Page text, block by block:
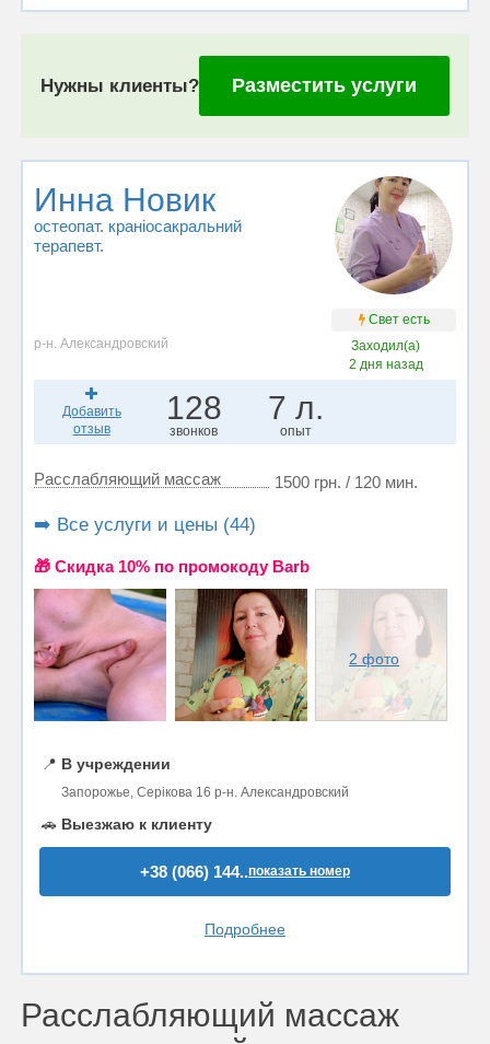
Нужны клиенты? Разместить услуги
Инна Новик
остеопат. краніосакральний
терапевт.
Свет есть
р-н. Александровский
Заходил(а)
2 дня назад
Добавить
отзыв
128
звонков
7 л.
опыт
Расслабляющий массаж 1500 грн. / 120 мин.
➡️ Все услуги и цены (44)
🎁 Cкидка 10% по промокоду Barb
2 фото
📍 В учреждении
Запорожье, Серікова 16 р-н. Александровский
🚗 Выезжаю к клиенту
+38 (066) 144..показать номер
Подробнее
Расслабляющий массаж